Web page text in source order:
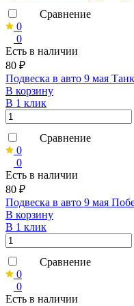
Сравнение
0
0
Есть в наличии
80 ₽
Подвеска в авто 9 мая
В корзину
В 1 клик
Сравнение
0
0
Есть в наличии
80 ₽
Подвеска в авто 9 мая
В корзину
В 1 клик
Сравнение
0
0
Есть в наличии